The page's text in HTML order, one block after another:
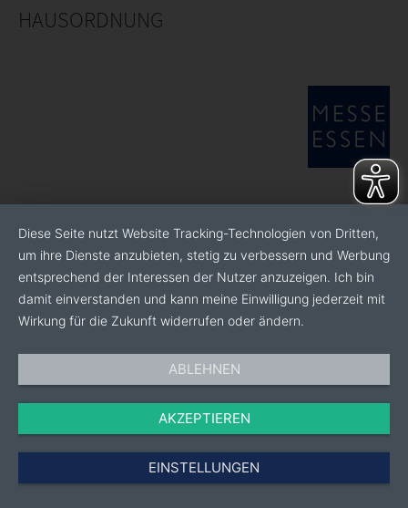
HAUSORDNUNG
Diese Seite nutzt Website Tracking-Technologien von Dritten,
um ihre Dienste anzubieten, stetig zu verbessern und Werbung
entsprechend der Interessen der Nutzer anzuzeigen. Ich bin
damit einverstanden und kann meine Einwilligung jederzeit mit
Wirkung für die Zukunft widerrufen oder ändern.
ABLEHNEN
AKZEPTIEREN
EINSTELLUNGEN